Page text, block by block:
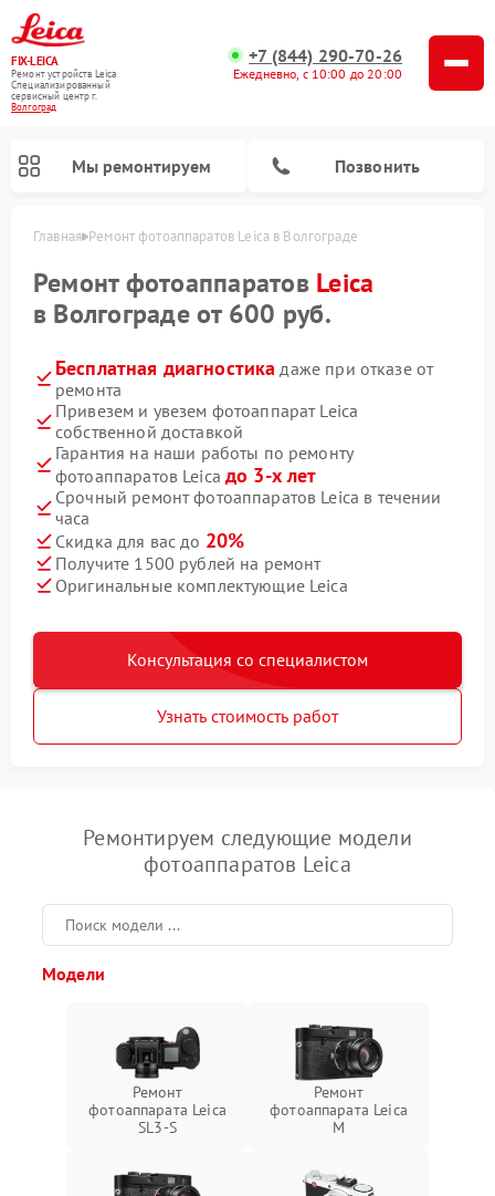
FIX-LEICA
Ремонт устройств Leica
Специализированный
cервисный центр г.
Волгоград
+7 (844) 290-70-26
Ежедневно, с 10:00 до 20:00
Мы ремонтируем Позвонить
Главная Ремонт фотоаппаратов Leica в Волгограде
Ремонт фотоаппаратов Leica
в Волгограде от 600 руб.
Бесплатная диагностика даже при отказе от
ремонта
Привезем и увезем фотоаппарат Leica
собственной доставкой
Гарантия на наши работы по ремонту
фотоаппаратов Leicaдо 3-х лет
Срочный ремонт фотоаппаратов Leica в течении
часа
Скидка для вас до 20%
Получите 1500 рублей на ремонт
Оригинальные комплектующие Leica
Консультация со специалистом
Узнать стоимость работ
Ремонтируем следующие модели
фотоаппаратов Leica
Модели
Ремонт
фотоаппарата Leica
SL3‑S
Ремонт
фотоаппарата Leica
M